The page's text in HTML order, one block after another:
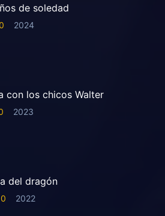
de soledad
2024
con los chicos Walter
2023
del dragón
2022